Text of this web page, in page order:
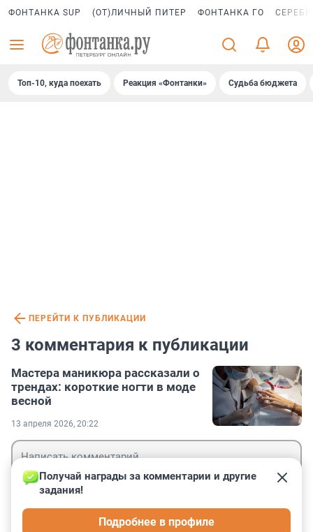
ФОНТАНКА SUP (ОТ)ЛИЧНЫЙ ПИТЕР ФОНТАНКА ГО
Топ-10, куда поехать Реакция «Фонтанки» Судьба бюджета
ПЕРЕЙТИ К ПУБЛИКАЦИИ
3 комментария к публикации
Мастера маникюра рассказали о
трендах: короткие ногти в моде
весной
13 апреля 2026, 20:22
Получай награды за комментарии и другие
задания!
Подробнее в профиле